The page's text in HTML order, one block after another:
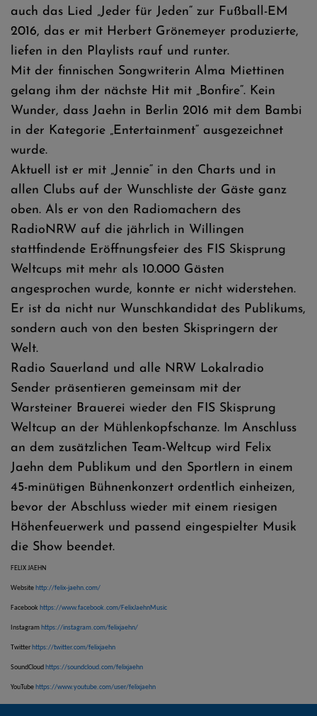
auch das Lied „Jeder für Jeden“ zur Fußball-EM
2016, das er mit Herbert Grönemeyer produzierte,
liefen in den Playlists rauf und runter.
Mit der finnischen Songwriterin Alma Miettinen
gelang ihm der nächste Hit mit „Bonfire“. Kein
Wunder, dass Jaehn in Berlin 2016 mit dem Bambi
in der Kategorie „Entertainment“ ausgezeichnet
wurde.
Aktuell ist er mit „Jennie“ in den Charts und in
allen Clubs auf der Wunschliste der Gäste ganz
oben. Als er von den Radiomachern des
RadioNRW auf die jährlich in Willingen
stattfindende Eröffnungsfeier des FIS Skisprung
Weltcups mit mehr als 10.000 Gästen
angesprochen wurde, konnte er nicht widerstehen.
Er ist da nicht nur Wunschkandidat des Publikums,
sondern auch von den besten Skispringern der
Welt.
Radio Sauerland und alle NRW Lokalradio
Sender präsentieren gemeinsam mit der
Warsteiner Brauerei wieder den FIS Skisprung
Weltcup an der Mühlenkopfschanze. Im Anschluss
an dem zusätzlichen Team-Weltcup wird Felix
Jaehn dem Publikum und den Sportlern in einem
45-minütigen Bühnenkonzert ordentlich einheizen,
bevor der Abschluss wieder mit einem riesigen
Höhenfeuerwerk und passend eingespielter Musik
die Show beendet.
FELIX JAEHN
Website http://felix-jaehn.com/
Facebook https://www.facebook.com/FelixJaehnMusic
Instagram https://instagram.com/felixjaehn/
Twitter https://twitter.com/felixjaehn
SoundCloud https://soundcloud.com/felixjaehn
YouTube https://www.youtube.com/user/felixjaehn